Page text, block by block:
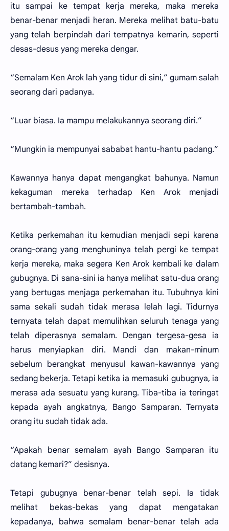
itu sampai ke tempat kerja mereka, maka mereka
benar-benar menjadi heran. Mereka melihat batu-batu
yang telah berpindah dari tempatnya kemarin, seperti
desas-desus yang mereka dengar.
“Semalam Ken Arok lah yang tidur di sini,” gumam salah
seorang dari padanya.
“Luar biasa. Ia mampu melakukannya seorang diri.”
“Mungkin ia mempunyai sababat hantu-hantu padang.”
Kawannya hanya dapat mengangkat bahunya. Namun
kekaguman mereka terhadap Ken Arok menjadi
bertambah-tambah.
Ketika perkemahan itu kemudian menjadi sepi karena
orang-orang yang menghuninya telah pergi ke tempat
kerja mereka, maka segera Ken Arok kembali ke dalam
gubugnya. Di sana-sini ia hanya melihat satu-dua orang
yang bertugas menjaga perkemahan itu. Tubuhnya kini
sama sekali sudah tidak merasa lelah lagi. Tidurnya
ternyata telah dapat memulihkan seluruh tenaga yang
telah diperasnya semalam. Dengan tergesa-gesa ia
harus menyiapkan diri. Mandi dan makan-minum
sebelum berangkat menyusul kawan-kawannya yang
sedang bekerja. Tetapi ketika ia memasuki gubugnya, ia
merasa ada sesuatu yang kurang. Tiba-tiba ia teringat
kepada ayah angkatnya, Bango Samparan. Ternyata
orang itu sudah tidak ada.
“Apakah benar semalam ayah Bango Samparan itu
datang kemari?” desisnya.
Tetapi gubugnya benar-benar telah sepi. Ia tidak
melihat bekas-bekas yang dapat mengatakan
kepadanya, bahwa semalam benar-benar telah ada